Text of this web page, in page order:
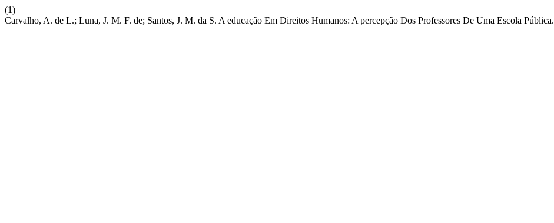
(1)
Carvalho, A. de L.; Luna, J. M. F. de; Santos, J. M. da S. A educação Em Direitos Humanos: A percepção Dos Professores De Uma Escola Pública.